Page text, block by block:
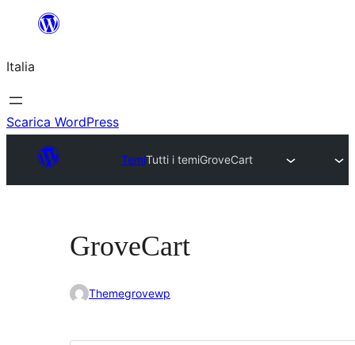
contenuto
Italia
Scarica WordPress
TemiTutti i temiGroveCart
GroveCart
Themegrovewp